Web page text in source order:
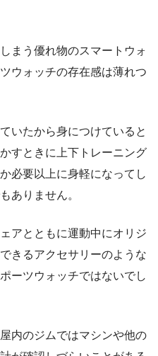
まう優れ物のスマートウォ
ウォッチの存在感は薄れつ
いたから身につけていると
すときに上下トレーニング
必要以上に身軽になってし
ありません。
アとともに運動中にオリジ
きるアクセサリーのような
ーツウォッチではないでし
内のジムではマシンや他の